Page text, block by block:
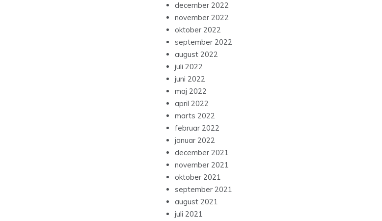
december 2022
november 2022
oktober 2022
september 2022
august 2022
juli 2022
juni 2022
maj 2022
april 2022
marts 2022
februar 2022
januar 2022
december 2021
november 2021
oktober 2021
september 2021
august 2021
juli 2021